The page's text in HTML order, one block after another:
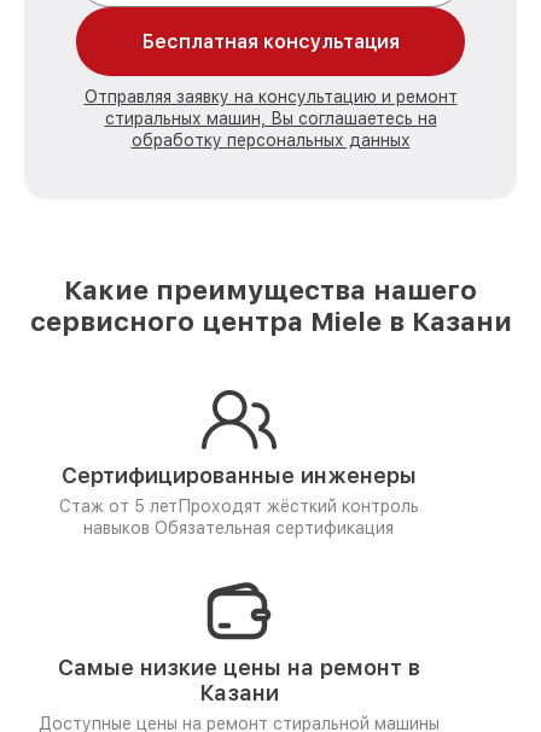
Бесплатная консультация
Отправляя заявку на консультацию и ремонт
стиральных машин, Вы соглашаетесь на
обработку персональных данных
Какие преимущества нашего
сервисного центра Miele в Казани
Сертифицированные инженеры
Стаж от 5 лет Проходят жёсткий контроль
навыков Обязательная сертификация
Самые низкие цены на ремонт в
Казани
Доступные цены на ремонт стиральной машины